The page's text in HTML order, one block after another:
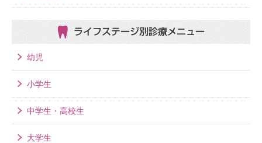
ライフステージ別 診療メニュー
幼児
小学生
中学生・高校生
大学生